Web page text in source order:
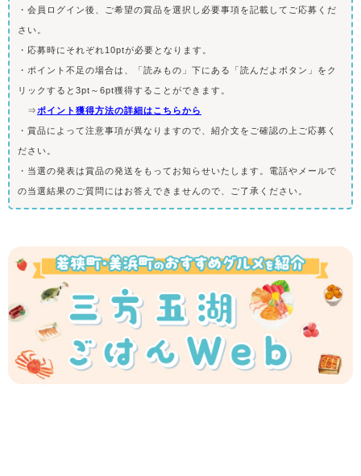
・会員ログイン後、ご希望の賞品を選択し必要事項を記載してご応募くだ
さい。
・応募時にそれぞれ10ptが必要となります。
・ポイント不足の場合は、「読みもの」下にある「読んだよボタン」をク
リックすると3pt～6pt獲得することができます。
⇒ ポイント獲得方法の詳細はこちらから
・賞品によって注意事項が異なりますので、紹介文をご確認の上ご応募く
ださい。
・当選の発表は賞品の発送をもってお知らせいたします。電話やメールで
の当選結果のご質問にはお答えできませんので、ご了承ください。